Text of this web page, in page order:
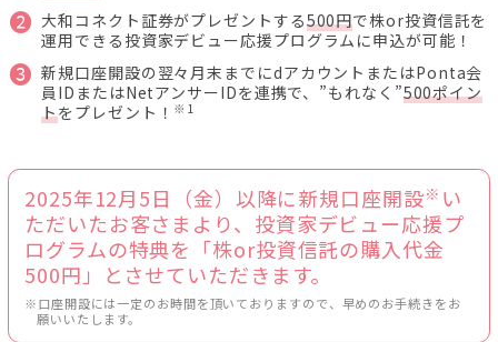
❷ 大和コネクト証券がプレゼントする500円で株or投資信託を
運用できる投資家デビュー応援プログラムに申込が可能！
❸ 新規口座開設の翌々月末までにdアカウントまたはPonta会
員IDまたはNetアンサーIDを連携で、”もれなく”500ポイン
トをプレゼント！ ※1
2025年12月5日（金）以降に新規口座開設※ い
ただいたお客さまより、投資家デビュー応援プ
ログラムの特典を「株or投資信託の購入代金
500円」とさせていただきます。
※口座開設には一定のお時間を頂いておりますので、早めのお手続きをお
願いいたします。